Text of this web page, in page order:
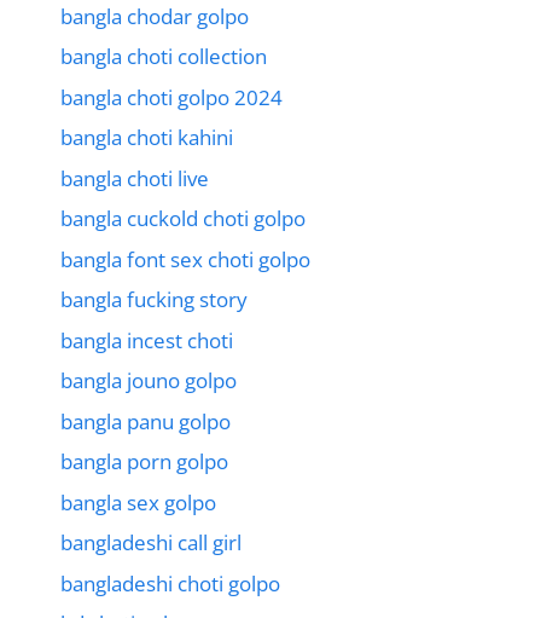
bangla chodar golpo
bangla choti collection
bangla choti golpo 2024
bangla choti kahini
bangla choti live
bangla cuckold choti golpo
bangla font sex choti golpo
bangla fucking story
bangla incest choti
bangla jouno golpo
bangla panu golpo
bangla porn golpo
bangla sex golpo
bangladeshi call girl
bangladeshi choti golpo